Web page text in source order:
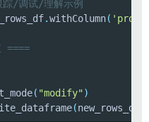
踪/调试/理解示例
.withColumn(
====
( "modify" )
(new_rows_df